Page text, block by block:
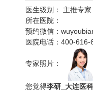
医生级别：
主推专家
所在医院：
预约微信：
医院电话：400-616-
专家照片：
您觉得李研_大连医